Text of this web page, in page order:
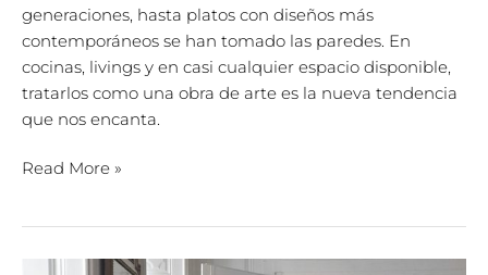
generaciones, hasta platos con diseños más
contemporáneos se han tomado las paredes. En
cocinas, livings y en casi cualquier espacio disponible,
tratarlos como una obra de arte es la nueva tendencia
que nos encanta.
Read More »